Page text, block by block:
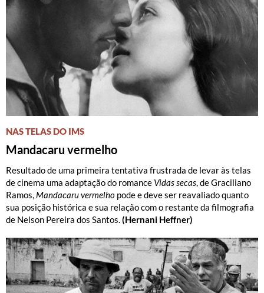
NAS TELAS DO IMS
Mandacaru vermelho
Resultado de uma primeira tentativa frustrada de levar às telas
de cinema uma adaptação do romance Vidas secas, de Graciliano
Ramos, Mandacaru vermelho pode e deve ser reavaliado quanto
sua posição histórica e sua relação com o restante da filmografia
de Nelson Pereira dos Santos.(Hernani Heffner)